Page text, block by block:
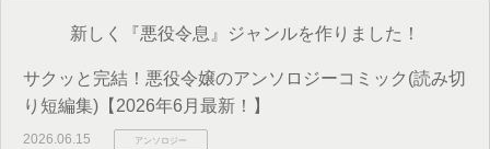
新しく『悪役令息』ジャンルを作りました！
サクッと完結！悪役令嬢のアンソロジーコミック(読み切
り短編集)【2026年6月最新！】
2026.06.15 アンソロジー